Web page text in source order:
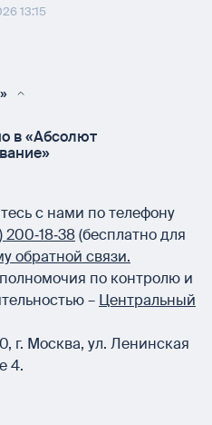
13:15
в «Абсолют
с нами по телефону
(бесплатно для
обратной связи.
по контролю и
– Центральный
, г. Москва, ул. Ленинская
4.